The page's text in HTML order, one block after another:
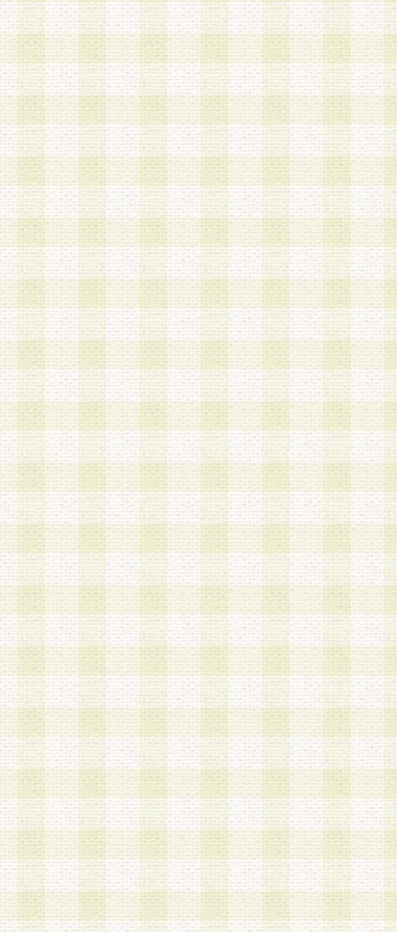
のとします。
第5条 会員の登録情報
1.当社は、会員の登録情報に含まれる氏名・住所
アドレス等会員個人を識別できる情報を当社が別
シーポリシー
」に基づき適切に取り扱うものとし
は、当該個人情報を以下の各号に定める目的に利
す。なお、これら事項以外の目的で個人情報を利
かじめ会員の同意を得たうえで利用するものとし
a.本サービスの実施または運営
b.本サービスに係る謝礼、景品、調査サンプル品
c.会員からの電話、メール等の問い合わせなどへ
d.その他これらに付随する業務
2.当社は、会員個人を識別することのできる情報
会員情報を本人の承諾なく第三者に開示すること
人を識別できる情報について第三者に開示または
社は事前に会員本人の同意を得るものとします。
3.前項の定めに拘わらず、当社は、以下の目的に
意を 得ることなく、会員個人を識別できる情報
づき選定した委託業者に対して当社の責任におい
できるものとします。な お、当社は、当該委託
契約を締結しこれを遵守させるとともに、本規約
の注意をもって当該情報を使用させるものとし ま
a.本サービスに係る謝礼、景品、調査サンプル品
b.会員からの電話、メール等の問い合わせなどへ
c.モバイルリサーチ、またはグループ形式による
実施もしくは運営
d.その他これらに付随する業務
4.会員は、住所、電話番号その他の登録情報につ
合は、速やかに当社所定の変更手続きを行うもの
5.当社は、必要と認めた場合、会員に対して、電
手段により登録情報の対象者が会員登録者本人で
の内容が正確であること、アンケートの回答内容
うことができるものとます。
6.会員は、会員登録後当社が定期的に行う登録情
して、当社指定の期間内に更新手続きを行うもの
該期間内に更新手続きを行わない場合、その時点
発行したポイントは失効されるものとします。